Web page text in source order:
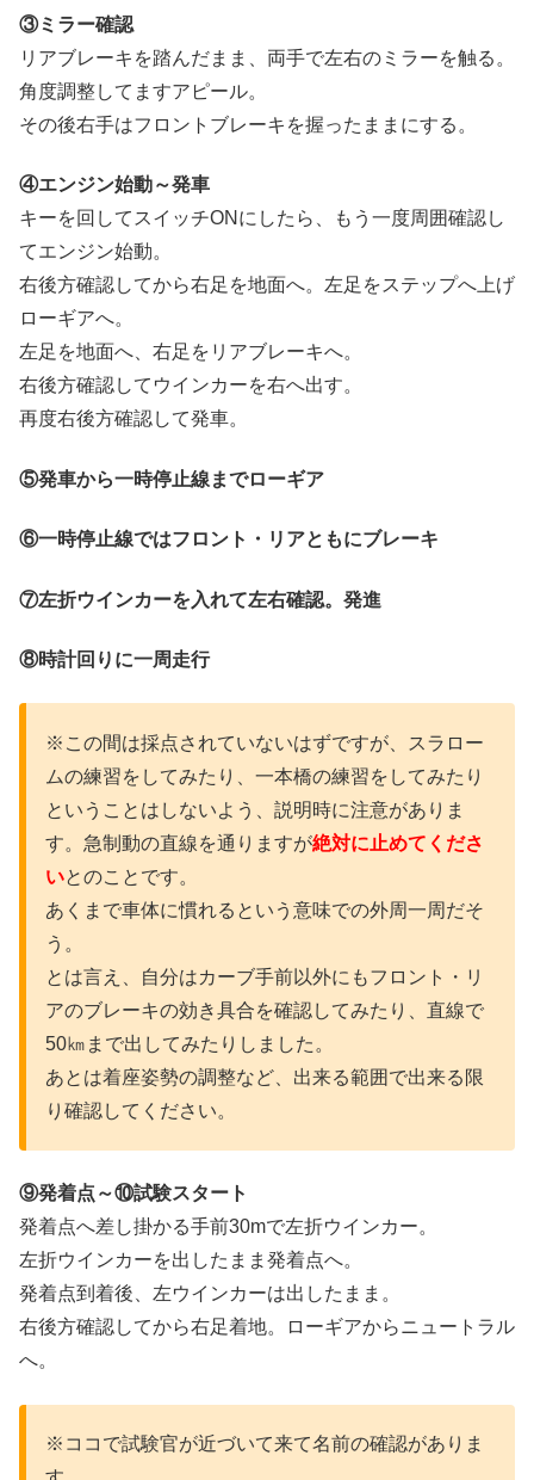
③ミラー確認
リアブレーキを踏んだまま、両手で左右のミラーを触る。
角度調整してますアピール。
その後右手はフロントブレーキを握ったままにする。
④エンジン始動～発車
キーを回してスイッチONにしたら、もう一度周囲確認し
てエンジン始動。
右後方確認してから右足を地面へ。左足をステップへ上げ
ローギアへ。
左足を地面へ、右足をリアブレーキへ。
右後方確認してウインカーを右へ出す。
再度右後方確認して発車。
⑤発車から一時停止線までローギア
⑥一時停止線ではフロント・リアともにブレーキ
⑦左折ウインカーを入れて左右確認。発進
⑧時計回りに一周走行
※この間は採点されていないはずですが、スラロー
ムの練習をしてみたり、一本橋の練習をしてみたり
ということはしないよう、説明時に注意がありま
す。急制動の直線を通りますが絶対に止めてくださ
いとのことです。
あくまで車体に慣れるという意味での外周一周だそ
う。
とは言え、自分はカーブ手前以外にもフロント・リ
アのブレーキの効き具合を確認してみたり、直線で
50㎞まで出してみたりしました。
あとは着座姿勢の調整など、出来る範囲で出来る限
り確認してください。
⑨発着点～⑩試験スタート
発着点へ差し掛かる手前30mで左折ウインカー。
左折ウインカーを出したまま発着点へ。
発着点到着後、左ウインカーは出したまま。
右後方確認してから右足着地。ローギアからニュートラル
へ。
※ココで試験官が近づいて来て名前の確認がありま